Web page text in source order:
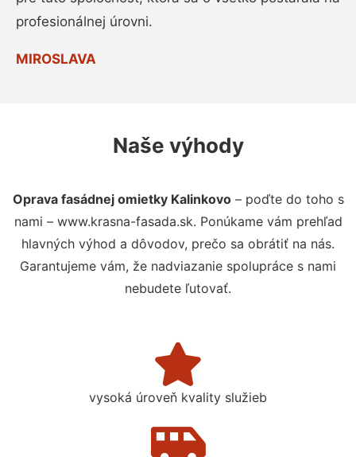
profesionálnej úrovni.
MIROSLAVA
Naše výhody
Oprava fasádnej omietky Kalinkovo– poďte do toho s
nami – www.krasna-fasada.sk. Ponúkame vám prehľad
hlavných výhod a dôvodov, prečo sa obrátiť na nás.
Garantujeme vám, že nadviazanie spolupráce s nami
nebudete ľutovať.
vysoká úroveň kvality služieb